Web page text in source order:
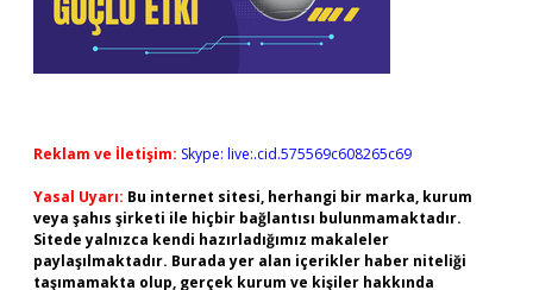
Reklam ve İletişim: Skype: live:.cid.575569c608265c69
Yasal Uyarı: Bu internet sitesi, herhangi bir marka, kurum
veya şahıs şirketi ile hiçbir bağlantısı bulunmamaktadır.
Sitede yalnızca kendi hazırladığımız makaleler
paylaşılmaktadır. Burada yer alan içerikler haber niteliği
taşımamakta olup, gerçek kurum ve kişiler hakkında